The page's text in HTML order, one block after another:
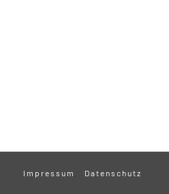
Impressum Datenschutz